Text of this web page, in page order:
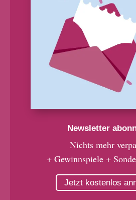
Newsletter
Nichts mehr
+ Gewinnspiele +
Jetzt kostenlos